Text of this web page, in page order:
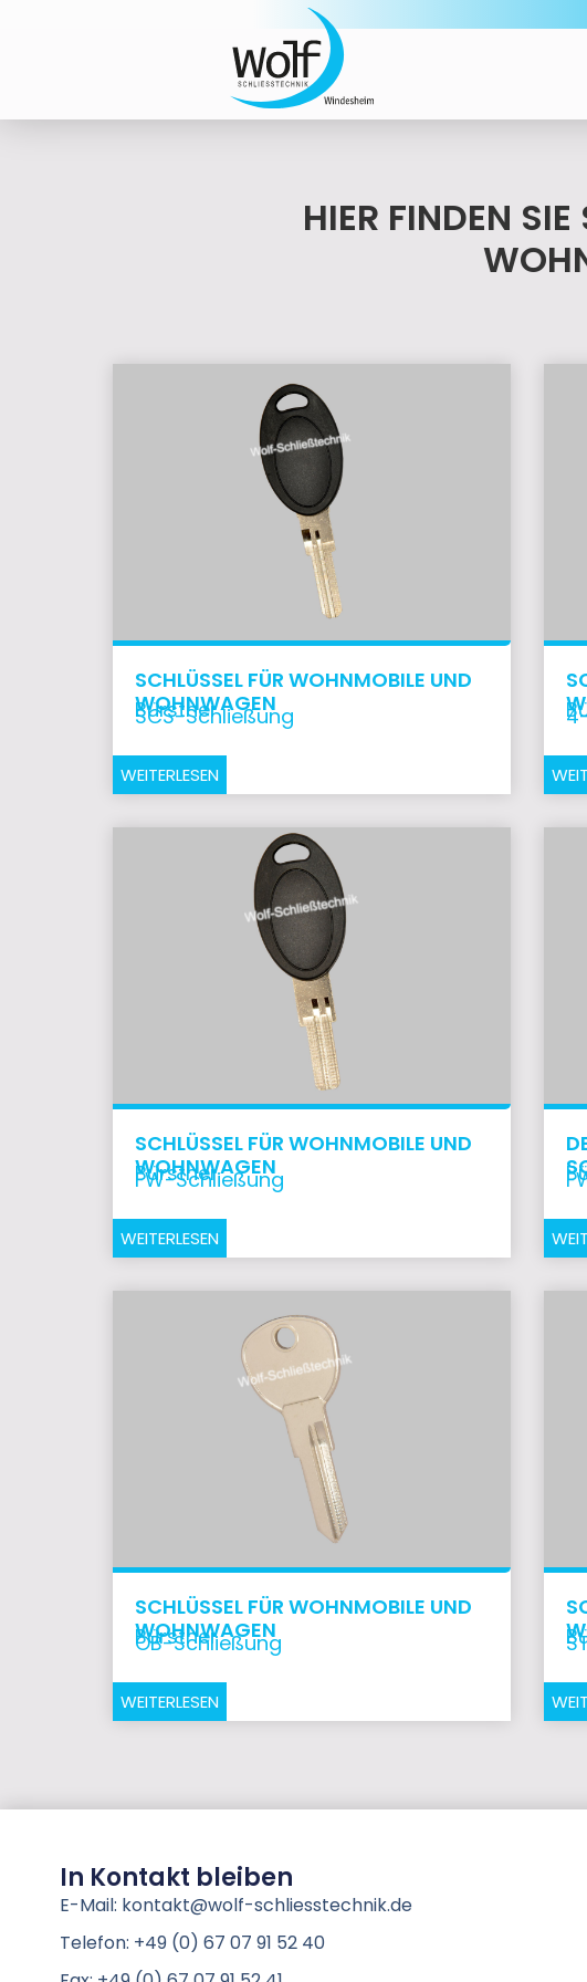
HIER FINDEN
SCHLÜSSEL FÜR WOHNMOBILE UND
WOHNWAGEN
Bürstner
SCS-Schließung
WEITERLESEN
SCHLÜSSEL FÜR WOHNMOBILE UND
WOHNWAGEN
Bürstner
FW-Schließung
WEITERLESEN
SCHLÜSSEL FÜR WOHNMOBILE UND
WOHNWAGEN
Bürstner
OB-Schließung
WEITERLESEN
In Kontakt bleiben
E-Mail: kontakt@wolf-schliesstechnik.de
Telefon: +49 (0) 67 07 91 52 40